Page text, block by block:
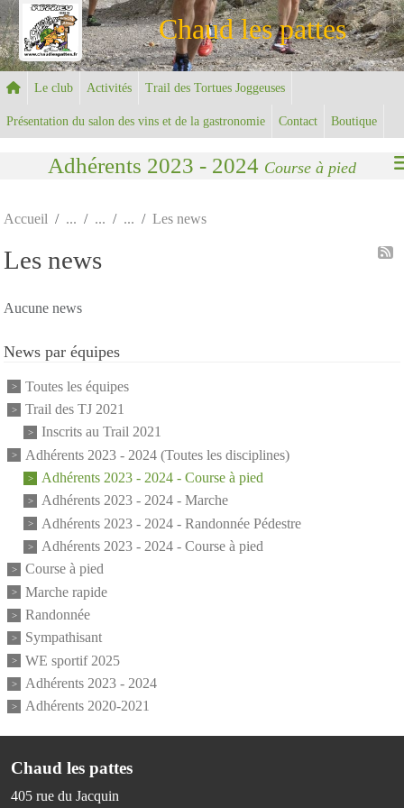
Chaud les pattes
Le club Activités Trail des Tortues Joggeuses
Présentation du salon des vins et de la gastronomie Contact Boutique
Adhérents 2023 - 2024 Course à pied
Accueil Les news
Les news
Aucune news
News par équipes
Toutes les équipes
Trail des TJ 2021
Inscrits au Trail 2021
Adhérents 2023 - 2024 (Toutes les disciplines)
Adhérents 2023 - 2024 - Course à pied
Adhérents 2023 - 2024 - Marche
Adhérents 2023 - 2024 - Randonnée Pédestre
Adhérents 2023 - 2024 - Course à pied
Course à pied
Marche rapide
Randonnée
Sympathisant
WE sportif 2025
Adhérents 2023 - 2024
Adhérents 2020-2021
Chaud les pattes
405 rue du Jacquin
Panneau de gestion des cookies